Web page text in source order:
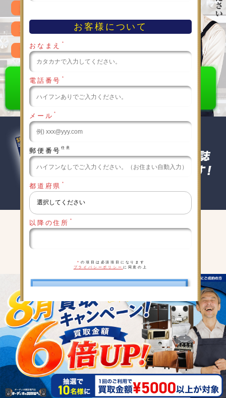
お客様について
おなまえ ＊
電話番号 ＊
メール ＊
郵便番号 任意
都道府県 ＊
以降の住所 ＊
＊の項目は必須項目になります
プライバシーポリシー に同意の上
0120-789-986
キャンペーン実施中